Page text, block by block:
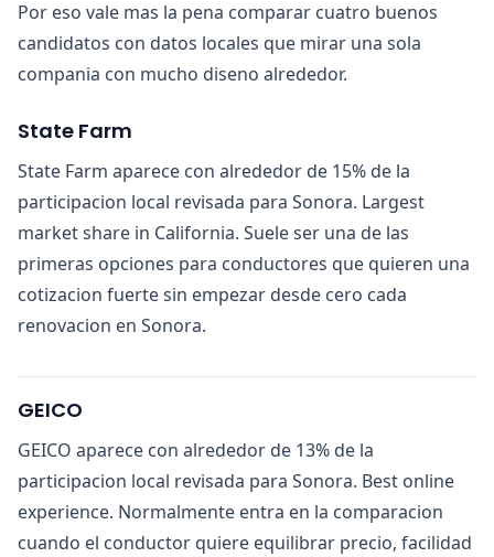
Por eso vale mas la pena comparar cuatro buenos
candidatos con datos locales que mirar una sola
compania con mucho diseno alrededor.
State Farm
State Farm aparece con alrededor de 15% de la
participacion local revisada para Sonora. Largest
market share in California. Suele ser una de las
primeras opciones para conductores que quieren una
cotizacion fuerte sin empezar desde cero cada
renovacion en Sonora.
GEICO
GEICO aparece con alrededor de 13% de la
participacion local revisada para Sonora. Best online
experience. Normalmente entra en la comparacion
cuando el conductor quiere equilibrar precio, facilidad